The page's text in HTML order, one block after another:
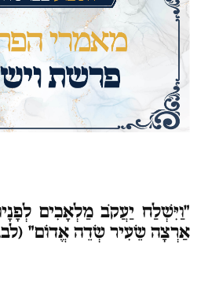
"וַיִּשְׁלַח יַעֲקֹב מַלְאָכִים
אַרְצָה שֵׂעִיר שְׂדֵה אֱדוֹם"